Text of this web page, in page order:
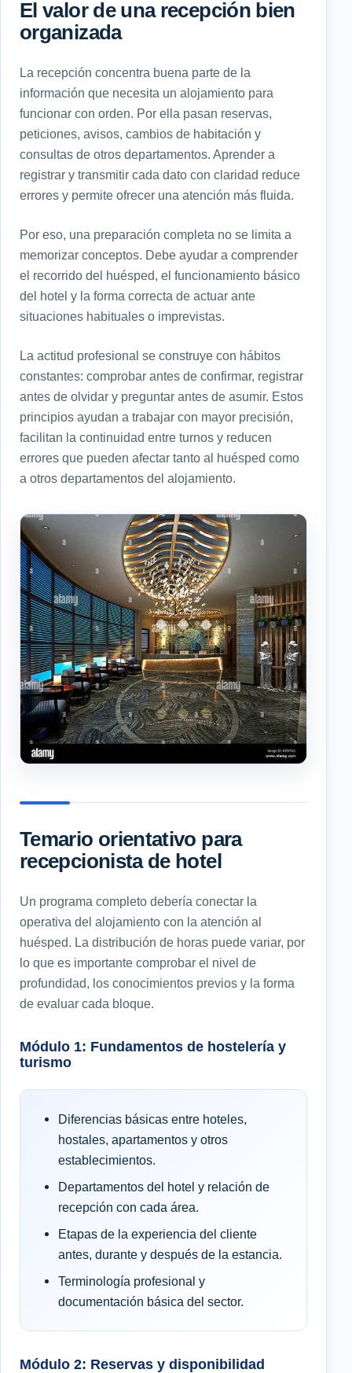
El valor de una recepción bien
organizada
La recepción concentra buena parte de la
información que necesita un alojamiento para
funcionar con orden. Por ella pasan reservas,
peticiones, avisos, cambios de habitación y
consultas de otros departamentos. Aprender a
registrar y transmitir cada dato con claridad reduce
errores y permite ofrecer una atención más fluida.
Por eso, una preparación completa no se limita a
memorizar conceptos. Debe ayudar a comprender
el recorrido del huésped, el funcionamiento básico
del hotel y la forma correcta de actuar ante
situaciones habituales o imprevistas.
La actitud profesional se construye con hábitos
constantes: comprobar antes de confirmar, registrar
antes de olvidar y preguntar antes de asumir. Estos
principios ayudan a trabajar con mayor precisión,
facilitan la continuidad entre turnos y reducen
errores que pueden afectar tanto al huésped como
a otros departamentos del alojamiento.
Temario orientativo para
recepcionista de hotel
Un programa completo debería conectar la
operativa del alojamiento con la atención al
huésped. La distribución de horas puede variar, por
lo que es importante comprobar el nivel de
profundidad, los conocimientos previos y la forma
de evaluar cada bloque.
Módulo 1: Fundamentos de hostelería y
turismo
Diferencias básicas entre hoteles,
hostales, apartamentos y otros
establecimientos.
Departamentos del hotel y relación de
recepción con cada área.
Etapas de la experiencia del cliente
antes, durante y después de la estancia.
Terminología profesional y
documentación básica del sector.
Módulo 2: Reservas y disponibilidad